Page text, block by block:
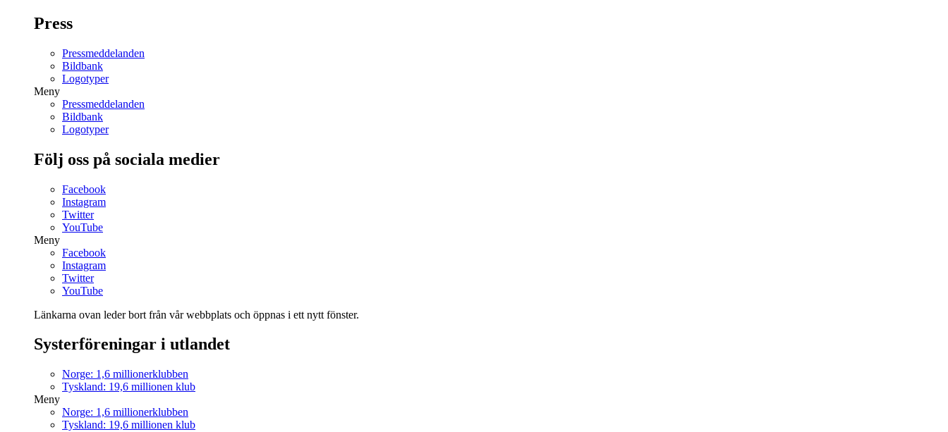
Press
Pressmeddelanden
Bildbank
Logotyper
Meny
Pressmeddelanden
Bildbank
Logotyper
Följ oss på sociala medier
Facebook
Instagram
Twitter
YouTube
Meny
Facebook
Instagram
Twitter
YouTube
Länkarna ovan leder bort från vår webbplats och öppnas i ett nytt fönster.
Systerföreningar i utlandet
Norge: 1,6 millionerklubben
Tyskland: 19,6 millionen klub
Meny
Norge: 1,6 millionerklubben
Tyskland: 19,6 millionen klub